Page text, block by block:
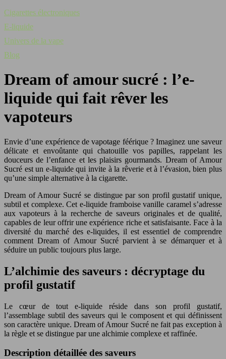
Cigarettes électroniques
E-liquide
Univers de la vape
Blog
Dream of amour sucré : l’e-
liquide qui fait rêver les
vapoteurs
Envie d’une expérience de vapotage féérique ? Imaginez une saveur
délicate et envoûtante qui chatouille vos papilles, rappelant les
douceurs de l’enfance et les plaisirs gourmands. Dream of Amour
Sucré est un e-liquide qui invite à la rêverie et à l’évasion, bien plus
qu’une simple alternative à la cigarette.
Dream of Amour Sucré se distingue par son profil gustatif unique,
subtil et complexe. Cet e-liquide framboise vanille caramel s’adresse
aux vapoteurs à la recherche de saveurs originales et de qualité,
capables de leur offrir une expérience riche et satisfaisante. Face à la
diversité du marché des e-liquides, il est essentiel de comprendre
comment Dream of Amour Sucré parvient à se démarquer et à
séduire un public toujours plus large.
L’alchimie des saveurs : décryptage du
profil gustatif
Le cœur de tout e-liquide réside dans son profil gustatif,
l’assemblage subtil des saveurs qui le composent et qui définissent
son caractère unique. Dream of Amour Sucré ne fait pas exception à
la règle et se distingue par une alchimie complexe et raffinée.
Description détaillée des saveurs